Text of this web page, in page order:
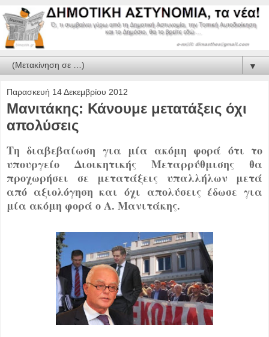
▼
Παρασκευή 14 Δεκεμβρίου 2012
Μανιτάκης: Κάνουμε μετατάξεις όχι
απολύσεις
Τη διαβεβαίωση για μία ακόμη φορά ότι το
υπουργείο Διοικητικής Μεταρρύθμισης θα
προχωρήσει σε μετατάξεις υπαλλήλων μετά
από αξιολόγηση και όχι απολύσεις έδωσε για
μία ακόμη φορά ο Α. Μανιτάκης.